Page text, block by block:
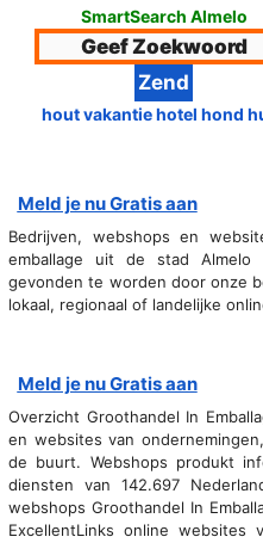
SmartSearch Almelo
hout vakantie hotel hond
Meld je nu Gratis aan
Bedrijven, webshops en
emballage uit de stad
gevonden te worden door onze
lokaal, regionaal of landelijke
Meld je nu Gratis aan
Overzicht Groothandel In
en websites van
de buurt. Webshops produkt
diensten van 142.697
webshops Groothandel In
ExcellentLinks online websites